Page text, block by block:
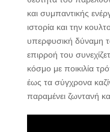
και συμπαντικής
ιστορία και την
υπερφυσική δύναμη
επιρροή του
κόσμο με ποικιλία
έως τα σύγχρονα
παραμένει ζωντανή